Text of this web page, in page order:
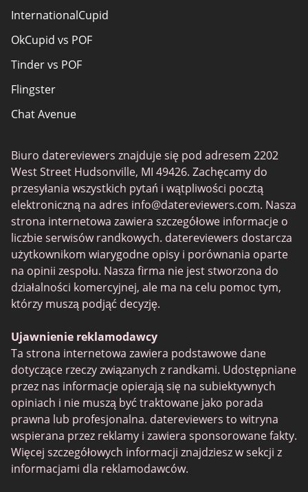
Randki chrześcijańskie
Lokalni single online
Trans Randki
Randki dla graczy
Aplikacje randkowe
Randki w trójkącie
Dojrzałe kobiety
InternationalCupid
OkCupid vs POF
Tinder vs POF
Flingster
Chat Avenue
Feabie
Tinder vs Zoosk
SPDate
Zoosk vs Match
POF vs Match
TenderMeets
eHarmony vs OkCupid
Together2Night
Fetlife
Alua
TinyChat
Mini Chat
Jaumo
Biuro datereviewers znajduje się pod adresem 2202
West Street Hudsonville, MI 49426. Zachęcamy do
przesyłania wszystkich pytań i wątpliwości pocztą
elektroniczną na adres info@datereviewers.com. Nasza
strona internetowa zawiera szczegółowe informacje o
liczbie serwisów randkowych. datereviewers dostarcza
użytkownikom wiarygodne opisy i porównania oparte
na opinii zespołu. Nasza firma nie jest stworzona do
działalności komercyjnej, ale ma na celu pomoc tym,
którzy muszą podjąć decyzję.
Ujawnienie reklamodawcy
Ta strona internetowa zawiera podstawowe dane
dotyczące rzeczy związanych z randkami. Udostępniane
przez nas informacje opierają się na subiektywnych
opiniach i nie muszą być traktowane jako porada
prawna lub profesjonalna. datereviewers to witryna
wspierana przez reklamy i zawiera sponsorowane fakty.
Więcej szczegółowych informacji znajdziesz w sekcji z
informacjami dla reklamodawców.